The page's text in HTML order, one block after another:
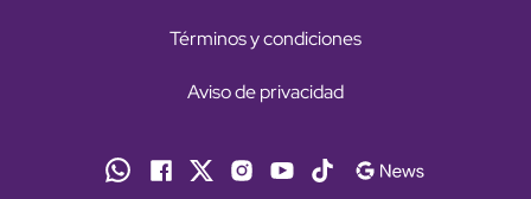
Términos y condiciones
Aviso de privacidad